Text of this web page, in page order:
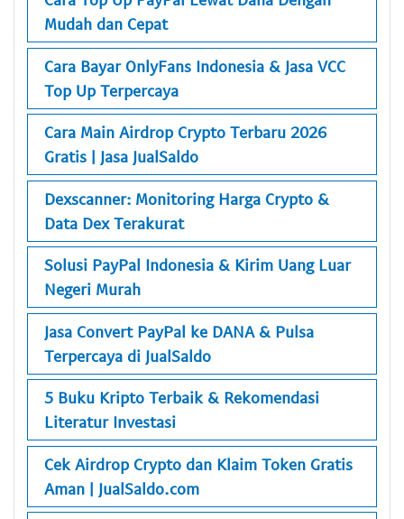
Mudah dan Cepat
Cara Bayar OnlyFans Indonesia & Jasa VCC
Top Up Terpercaya
Cara Main Airdrop Crypto Terbaru 2026
Gratis | Jasa JualSaldo
Dexscanner: Monitoring Harga Crypto &
Data Dex Terakurat
Solusi PayPal Indonesia & Kirim Uang Luar
Negeri Murah
Jasa Convert PayPal ke DANA & Pulsa
Terpercaya di JualSaldo
5 Buku Kripto Terbaik & Rekomendasi
Literatur Investasi
Cek Airdrop Crypto dan Klaim Token Gratis
Aman | JualSaldo.com